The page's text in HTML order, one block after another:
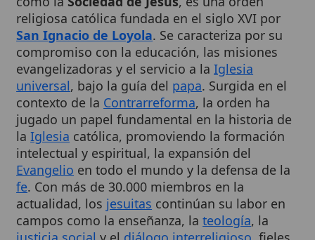
San Ignacio de Loyola. Se caracteriza por su
compromiso con la educación, las misiones
evangelizadoras y el servicio a laIglesia
universal, bajo la guía delpapa. Surgida en el
contexto de laContrarreforma, la orden ha
jugado un papel fundamental en la historia de
laIglesiacatólica, promoviendo la formación
intelectual y espiritual, la expansión del
Evangelioen todo el mundo y la defensa de la
fe. Con más de 30.000 miembros en la
actualidad, losjesuitascontinúan su labor en
campos como la enseñanza, la teología, la
justicia social y eldiálogo interreligioso, fieles
alcarismaignaciano de encontrar aDios en
todas las cosas.